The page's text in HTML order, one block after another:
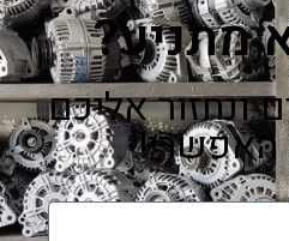
מתניע?
ונחזור אליכם